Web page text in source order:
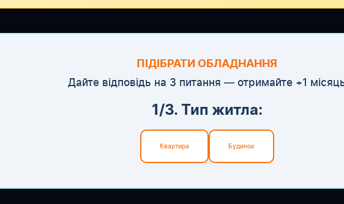
ПІДІБРАТИ ОБЛАДНАННЯ
Дайте відповідь на 3 питання — отримайте +1
1/3. Тип житла:
Квартира Будинок